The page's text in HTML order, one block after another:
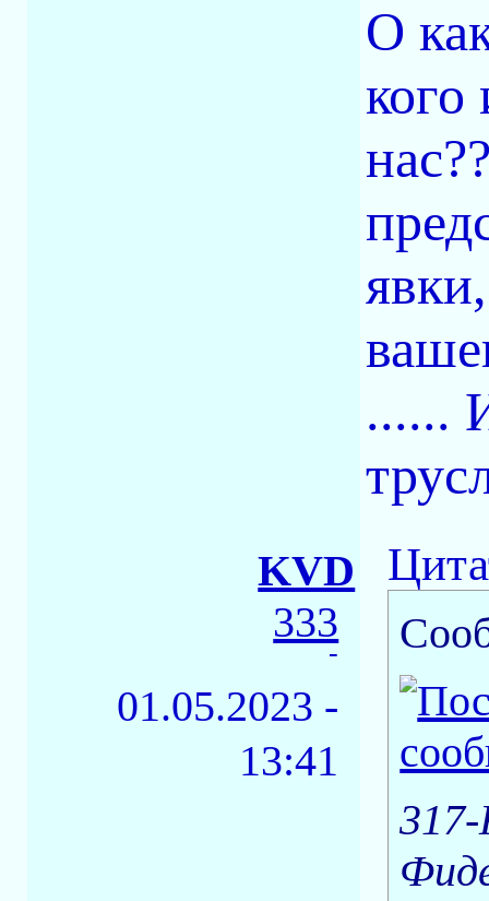
О
кого
......
KVD
333
-
01.05.2023 -
13:41